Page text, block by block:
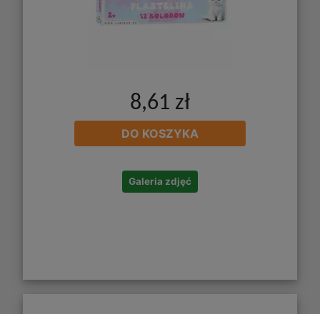
8,61 zł
DO KOSZYKA
Galeria zdjęć